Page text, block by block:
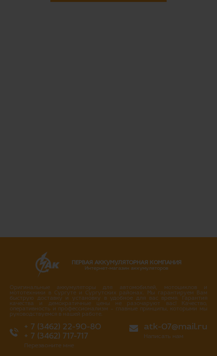
ПЕРВАЯ АККУМУЛЯТОРНАЯ КОМПАНИЯ
Интернет-магазин аккумуляторов
Оригинальные аккумуляторы для автомобилей, мотоциклов и
мототехники в Сургуте и Сургутских районах. Мы гарантируем Вам
быструю доставку и установку в удобное для вас время. Гарантия
качества и демократичные цены не разочаруют вас! Качество,
оперативность и профессионализм – главные принципы, которыми мы
руководствуемся в нашей работе.
+ 7 (3462) 22-90-80
+ 7 (3462) 717-717
Перезвоните мне
atk-07@mail.ru
Написать нам